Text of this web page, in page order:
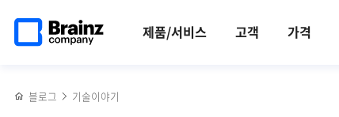
건너뛰기
제품/서비스 고객 가격
페이지로
블로그 기술이야기
Observability,
옵저버빌리티
이해하기
공유하기
공유하기
공유하기
공유하기
2023년
3월